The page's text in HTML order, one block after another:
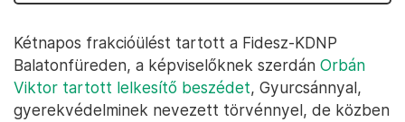
Kétnapos frakcióülést tartott a Fidesz-KDNP
Balatonfüreden, a képviselőknek szerdán Orbán
Viktor tartott lelkesítő beszédet, Gyurcsánnyal,
gyerekvédelminek nevezett törvénnyel, de közben